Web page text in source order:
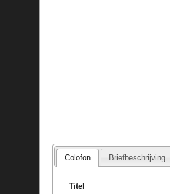
Colofon Briefbeschrijving
Titel